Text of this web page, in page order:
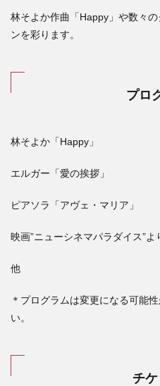
林そよか作曲「Happy 」や数々
ンを彩ります。
プロ
林そよか「Happy」
エルガー「愛の挨拶」
ピアソラ「アヴェ・マリア」
映画”ニューシネマパラダイス”よ
他
＊プログラムは変更になる可能
い。
チケ